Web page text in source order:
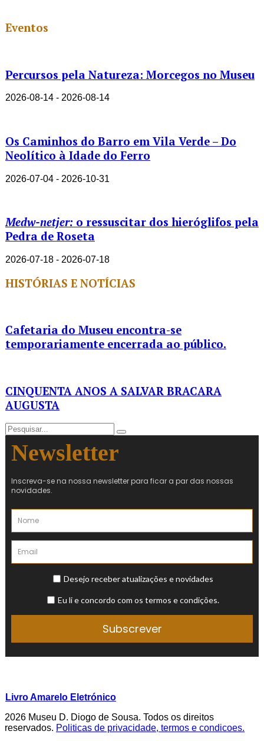
Eventos
Percursos pela Natureza: Morcegos no Museu
2026-08-14 - 2026-08-14
Os Caminhos do Barro em Vila Verde – Do
Neolítico à Idade do Ferro
2026-07-04 - 2026-10-31
Medw-netjer: o ressuscitar dos hieróglifos pela
Pedra de Roseta
2026-07-18 - 2026-07-18
HISTÓRIAS E NOTÍCIAS
Cafetaria do Museu encontra-se
temporariamente encerrada ao público.
CINQUENTA ANOS A SALVAR BRACARA
AUGUSTA
Livro Amarelo Eletrónico
2026 Museu D. Diogo de Sousa. Todos os direitos
reservados. Politicas de privacidade, termos e condicoes.